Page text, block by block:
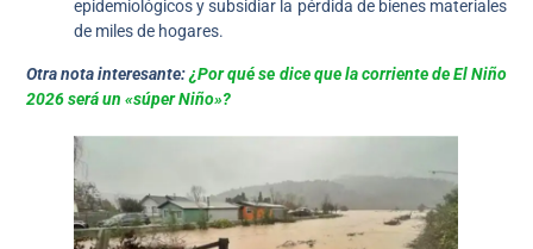
epidemiológicos y subsidiar la pérdida de bienes materiales
de miles de hogares.
Otra nota interesante:¿Por qué se dice que la corriente de El Niño
2026 será un «súper Niño»?